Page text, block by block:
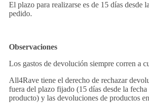
El plazo para realizarse es de 15 días desde
pedido.
Observaciones
Los gastos de devolución siempre corren a
All4Rave tiene el derecho de rechazar
fuera del plazo fijado (15 días desde la fecha
producto) y las devoluciones de productos